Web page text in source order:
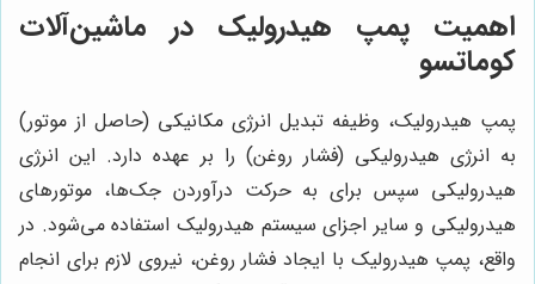
اهمیت پمپ هیدرولیک در ماشین‌آلات
کوماتسو
پمپ هیدرولیک، وظیفه تبدیل انرژی مکانیکی (حاصل از موتور)
به انرژی هیدرولیکی (فشار روغن) را بر عهده دارد. این انرژی
هیدرولیکی سپس برای به حرکت درآوردن جک‌ها، موتورهای
هیدرولیکی و سایر اجزای سیستم هیدرولیک استفاده می‌شود. در
واقع، پمپ هیدرولیک با ایجاد فشار روغن، نیروی لازم برای انجام